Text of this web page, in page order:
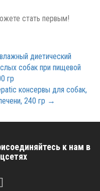
стать первым!
диетический
собак при пищевой
гр
консервы для собак,
240 гр →
к нам в